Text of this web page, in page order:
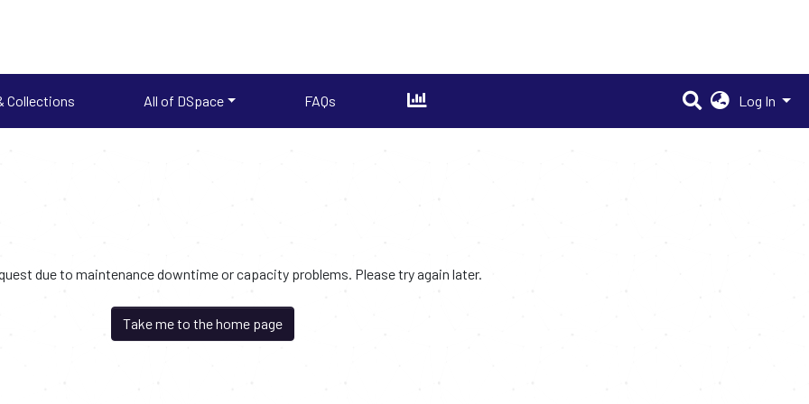
Collections All of DSpace FAQs Log In
due to maintenance downtime or capacity problems. Please try again later.
Take me to the home page